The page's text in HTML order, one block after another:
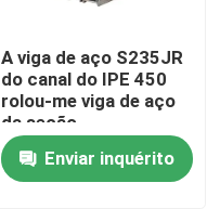
A viga de aço S235JR
do canal do IPE 450
rolou-me viga de aço
da seção
Enviar inquérito